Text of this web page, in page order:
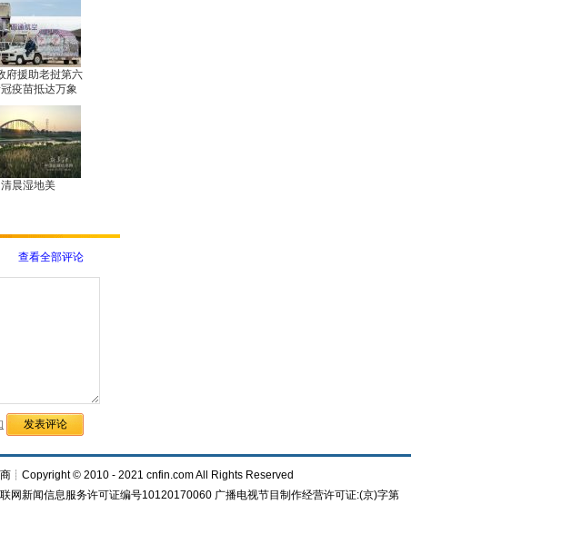
府援助老挝第六
疫苗抵达万象
清晨湿地美
查看全部评论
┊Copyright © 2010 - 2021 cnfin.com All Rights Reserved
网新闻信息服务许可证编号10120170060 广播电视节目制作经营许可证:(京)字第